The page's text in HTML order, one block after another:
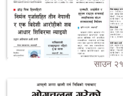
साउन २१